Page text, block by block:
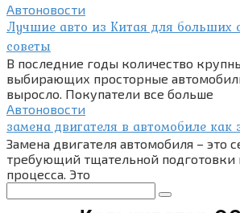
Автоновости
Лучшие авто из Китая для больших
советы
В последние годы количество
выбирающих просторные
выросло. Покупатели все больше
Автоновости
замена двигателя в автомобиле как
Замена двигателя автомобиля – это
требующий тщательной подготовки
процесса. Это
Поиск: